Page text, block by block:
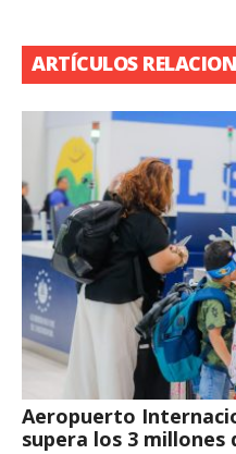
ARTÍCULOS
Aeropuerto
supera los 3